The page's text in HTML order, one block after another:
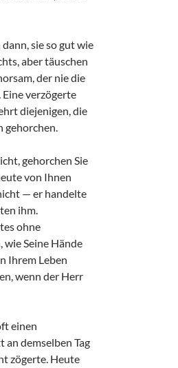
sie so gut wie
aber täuschen
der nie die
verzögerte
diejenigen, die
gehorchen.
gehorchen Sie
von Ihnen
— er handelte
ihm.
ohne
wie Seine Hände
Ihrem Leben
wenn der Herr
einen
demselben Tag
zögerte. Heute